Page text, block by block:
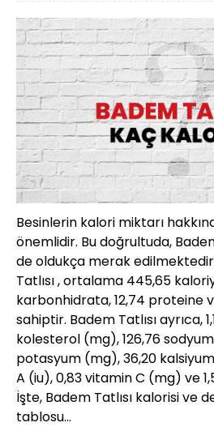
Besinlerin kalori miktarı
önemlidir. Bu doğrultuda,
de oldukça merak
Tatlısı , ortalama 445,65
karbonhidrata, 12,74 proteine
sahiptir. Badem Tatlısı ayrıca,
kolesterol (mg), 126,76
potasyum (mg), 36,20
A (iu), 0,83 vitamin C (mg) ve
İşte, Badem Tatlısı kalorisi ve
tablosu…